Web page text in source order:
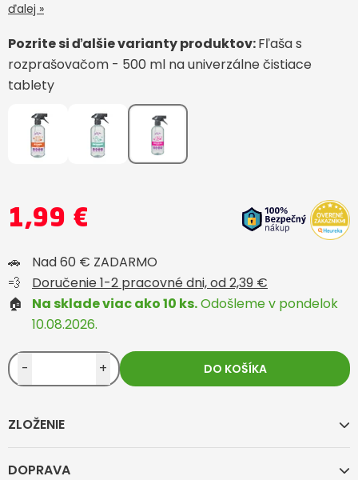
ZLOŽENIE
DOPRAVA
ďalej »
Pozrite si ďalšie varianty produktov:Fľaša s
rozprašovačom - 500 ml na univerzálne čistiace
tablety
1,99 €
🚗
Nad 60 € ZADARMO
💨
Doručenie 1-2 pracovné dni, od 2,39 €
🏠
Na sklade viac ako 10 ks.Odošleme v pondelok
10.08.2026.
- + DO KOŠÍKA